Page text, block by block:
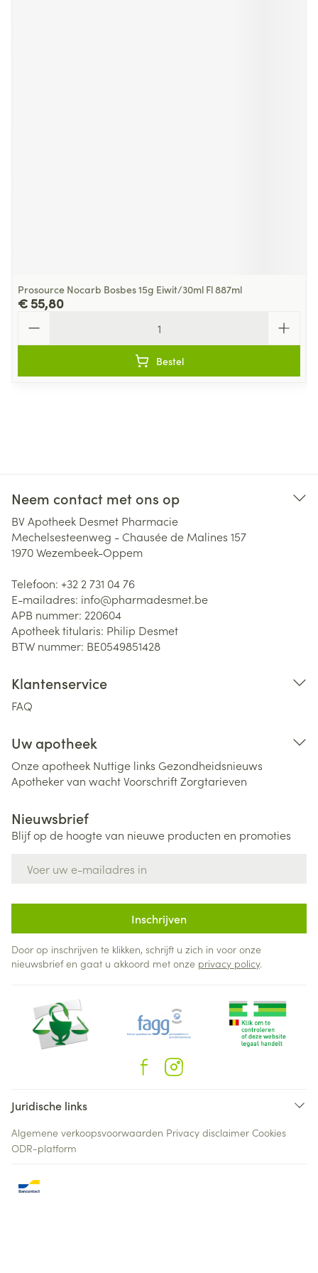
Prosource Nocarb Bosbes 15g Eiwit/30ml Fl 887ml
€ 55,80
Bestel
Neem contact met ons op
BV Apotheek Desmet Pharmacie
Mechelsesteenweg - Chausée de Malines 157
1970Wezembeek-Oppem
Telefoon: +32 2 731 04 76
E-mailadres: info@pharmadesmet.be
APB nummer: 220604
Apotheek titularis: Philip Desmet
BTW nummer: BE0549851428
Klantenservice
FAQ
Uw apotheek
Onze apotheek Nuttige links Gezondheidsnieuws
Apotheker van wachtVoorschriftZorgtarieven
Nieuwsbrief
Blijf op de hoogte van nieuwe producten en promoties
Inschrijven
Door op inschrijven te klikken, schrijft u zich in voor onze
nieuwsbrief en gaat u akkoord met onze privacy policy.
Juridische links
Algemene verkoopsvoorwaarden Privacy disclaimer Cookies
ODR-platform